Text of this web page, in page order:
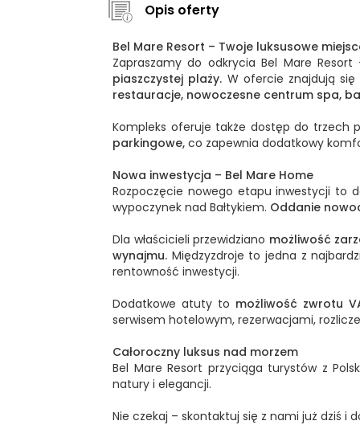
Opis oferty
Bel Mare Resort – Twoje luksusowe
Zapraszamy do odkrycia Bel Mare
piaszczystej plaży. W ofercie znajdują
restauracje, nowoczesne centrum spa,
Kompleks oferuje także dostęp do trzech
parkingowe, co zapewnia dodatkowy
Nowa inwestycja – Bel Mare Home
Rozpoczęcie nowego etapu inwestycji to
wypoczynek nad Bałtykiem. Oddanie
Dla właścicieli przewidziano możliwość
wynajmu. Międzyzdroje to jedna z
rentowność inwestycji.
Dodatkowe atuty to możliwość zwrotu
serwisem hotelowym, rezerwacjami,
Całoroczny luksus nad morzem
Bel Mare Resort przyciąga turystów z
natury i elegancji.
Nie czekaj – skontaktuj się z nami już dziś i